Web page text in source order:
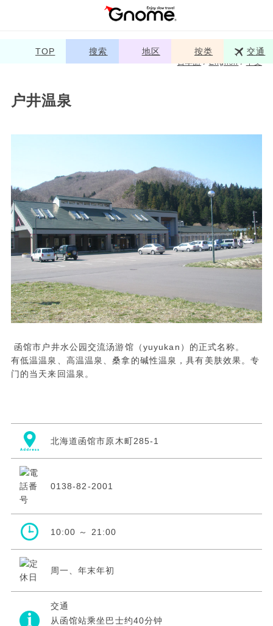
TOP 搜索 地区 按类 交通
日本語/English/中文
户井温泉
函馆市户井水公园交流汤游馆（yuyukan）的正式名称。
有低温温泉、高温温泉、桑拿的碱性温泉，具有美肤效果。专
门的当天来回温泉。
北海道函馆市原木町285-1
0138-82-2001
10:00 ～ 21:00
周一、年末年初
交通
从函馆站乘坐巴士约40分钟